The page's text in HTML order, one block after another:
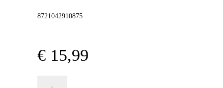
8721042910875
€15,99